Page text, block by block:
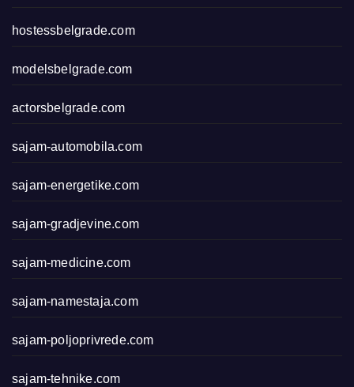
hostessbelgrade.com
modelsbelgrade.com
actorsbelgrade.com
sajam-automobila.com
sajam-energetike.com
sajam-gradjevine.com
sajam-medicine.com
sajam-namestaja.com
sajam-poljoprivrede.com
sajam-tehnike.com